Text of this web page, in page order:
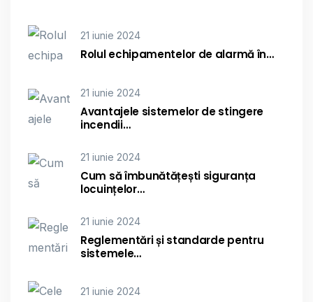
21 iunie 2024
Rolul echipamentelor de alarmă în…
21 iunie 2024
Avantajele sistemelor de stingere
incendii…
21 iunie 2024
Cum să îmbunătățești siguranța
locuințelor…
21 iunie 2024
Reglementări și standarde pentru
sistemele…
21 iunie 2024